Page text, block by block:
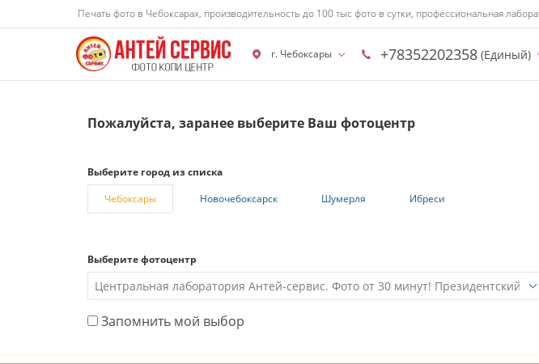
Печать фото в Чебоксарах, производительность до 100 тыс фото в сутки, профессиональная
г. Чебоксары +78352202358 (Единый)
Пожалуйста, заранее выберите Ваш фотоцентр
Выберите город из списка
Чебоксары
Новочебоксарск Шумерля Ибреси
Выберите фотоцентр
Запомнить мой выбор